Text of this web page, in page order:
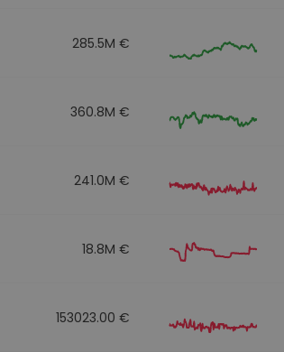
285.5M €
360.8M €
241.0M €
18.8M €
153023.00 €